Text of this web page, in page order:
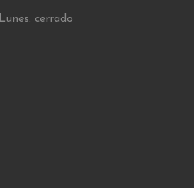
Lunes: cerrado